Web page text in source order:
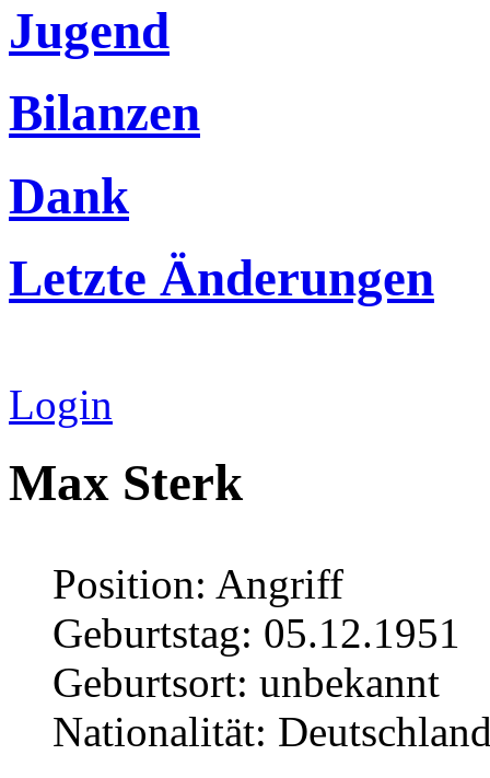
Jugend
Bilanzen
Dank
Letzte Änderungen
Login
Max Sterk
Position: Angriff
Geburtstag: 05.12.1951
Geburtsort: unbekannt
Nationalität: